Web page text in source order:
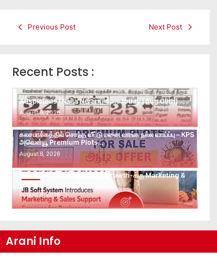
Previous Post Next Post
Recent Posts :
Auspicious (Nalla Neram) time today (Aug 09th)
August 9, 2026
கலசபாக்கத்தில் சொந்த வீட்டு மனை வாங்க நல்ல வாய்ப்பு – KPS
அவென்யூ Premium Plots…
August 8, 2026
Leads கிடைக்கவில்லையா? Follow-up செய்ய Team
இல்லையா? உங்கள் Business Growth-க்கு Marketing &
Sales…
August 8, 2026
Arani Info